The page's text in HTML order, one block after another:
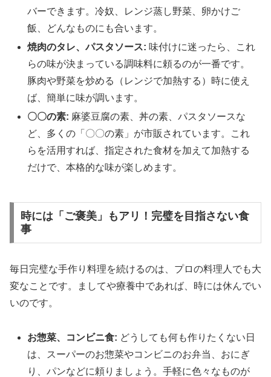
バーできます。冷奴、レンジ蒸し野菜、卵かけご
飯、どんなものにも合います。
焼肉のタレ、パスタソース: 味付けに迷ったら、これ
らの味が決まっている調味料に頼るのが一番です。
豚肉や野菜を炒める（レンジで加熱する）時に使え
ば、簡単に味が調います。
〇〇の素: 麻婆豆腐の素、丼の素、パスタソースな
ど、多くの「〇〇の素」が市販されています。これ
らを活用すれば、指定された食材を加えて加熱する
だけで、本格的な味が楽しめます。
時には「ご褒美」もアリ！完璧を目指さない食
事
毎日完璧な手作り料理を続けるのは、プロの料理人でも大
変なことです。ましてや療養中であれば、時には休んでい
いのです。
お惣菜、コンビニ食: どうしても何も作りたくない日
は、スーパーのお惣菜やコンビニのお弁当、おにぎ
り、パンなどに頼りましょう。手軽に色々なものが